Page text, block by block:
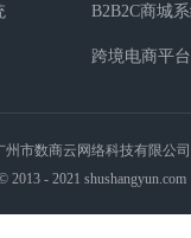
B2B2C商城
跨境电商平台
州市数商云网络科技有限公司
2013 - 2021 shushangyun.com